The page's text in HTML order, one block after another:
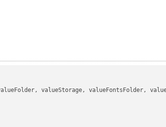
valueStorage, valueFontsFolder,